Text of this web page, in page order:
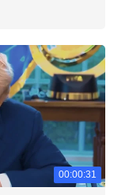
00:00:31